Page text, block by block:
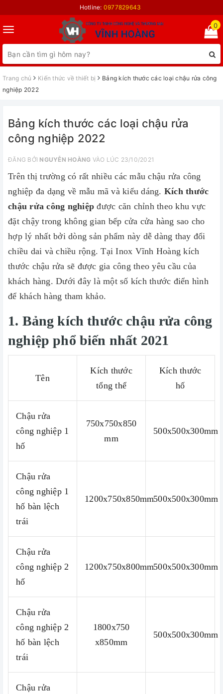
Hotline: 0977829643
Toggle
navigation
0
Trang chủ Kiến thức về thiết bị
Bảng kích thước các loại chậu rửa công
nghiệp 2022
Bảng kích thước các loại chậu rửa
công nghiệp 2022
ĐĂNG BỞI NGUYỄN HOÀNG VÀO LÚC 23/10/2021
Trên thị trường có rất nhiều các mẫu chậu rửa công
nghiệp đa dạng về mẫu mã và kiểu dáng. Kích thước
chậu rửa công nghiệp được căn chỉnh theo khu vực
đặt chậy trong không gian bếp cửa cửa hàng sao cho
hợp lý nhất bởi dòng sản phẩm này dễ dàng thay đổi
chiều dai và chiều rộng. Tại Inox Vĩnh Hoàng kích
thước chậu rửa sẽ được gia công theo yêu cầu của
khách hàng. Dưới đây là một số kích thước điển hình
để khách hàng tham khảo.
1. Bảng kích thước chậu rửa công
nghiệp phổ biến nhất 2021
Tên
Kích thước
tổng thể
Kích thước
hố
Chậu rửa
công nghiệp 1
hố
750x750x850
mm
500x500x300mm
Chậu rửa
công nghiệp 1
hố bàn lệch
trái
1200x750x850mm500x500x300mm
Chậu rửa
công nghiệp 2
hố
1200x750x800mm500x500x300mm
Chậu rửa
công nghiệp 2
hố bàn lệch
trái
1800x750
x850mm
500x500x300mm
Chậu rửa